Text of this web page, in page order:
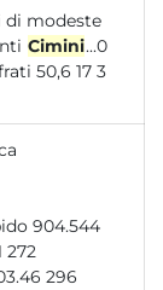
modeste
Cimini...0
272
296